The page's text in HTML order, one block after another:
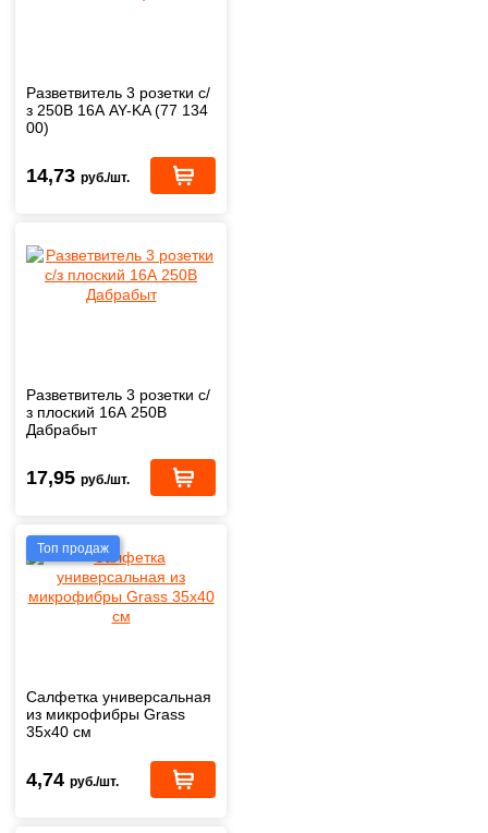
Разветвитель 3 розетки с/
з 250В 16А AY-KA (77 134
00)
14,73 руб./шт.
Разветвитель 3 розетки с/
з плоский 16А 250B
Дабрабыт
17,95 руб./шт.
Топ продаж
Салфетка универсальная
из микрофибры Grass
35х40 см
4,74 руб./шт.